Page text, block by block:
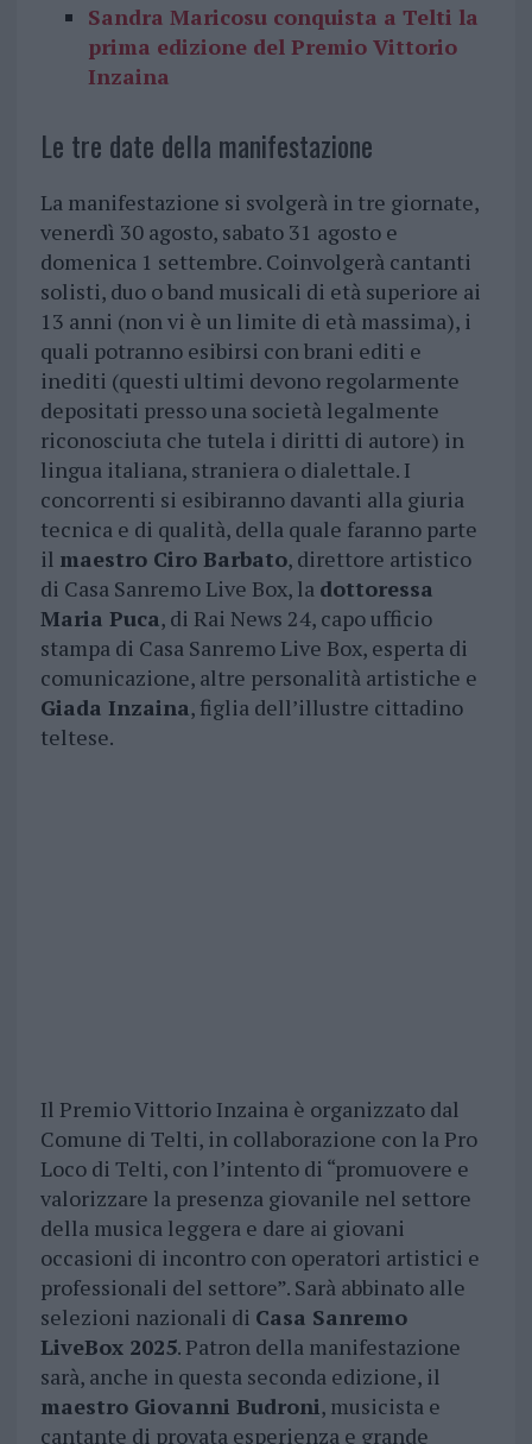
Sandra Maricosu conquista a Telti la
prima edizione del Premio Vittorio
Inzaina
Le tre date della manifestazione
La manifestazione si svolgerà in tre giornate,
venerdì 30 agosto, sabato 31 agosto e
domenica 1 settembre. Coinvolgerà cantanti
solisti, duo o band musicali di età superiore ai
13 anni (non vi è un limite di età massima), i
quali potranno esibirsi con brani editi e
inediti (questi ultimi devono regolarmente
depositati presso una società legalmente
riconosciuta che tutela i diritti di autore) in
lingua italiana, straniera o dialettale. I
concorrenti si esibiranno davanti alla giuria
tecnica e di qualità, della quale faranno parte
il maestro Ciro Barbato, direttore artistico
di Casa Sanremo Live Box, la dottoressa
Maria Puca, di Rai News 24, capo ufficio
stampa di Casa Sanremo Live Box, esperta di
comunicazione, altre personalità artistiche e
Giada Inzaina, figlia dell’illustre cittadino
teltese.
Il Premio Vittorio Inzaina è organizzato dal
Comune di Telti, in collaborazione con la Pro
Loco di Telti, con l’intento di “promuovere e
valorizzare la presenza giovanile nel settore
della musica leggera e dare ai giovani
occasioni di incontro con operatori artistici e
professionali del settore”. Sarà abbinato alle
selezioni nazionali di Casa Sanremo
LiveBox 2025. Patron della manifestazione
sarà, anche in questa seconda edizione, il
maestro Giovanni Budroni, musicista e
cantante di provata esperienza e grande